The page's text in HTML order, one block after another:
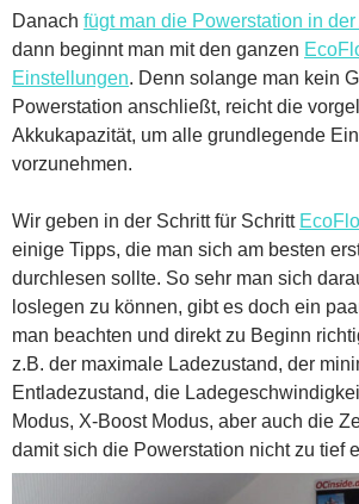
Danach fügt man die Powerstation in
dann beginnt man mit den ganzen
Einstellungen. Denn solange man kein
Powerstation anschließt, reicht die
Akkukapazität, um alle grundlegende
vorzunehmen.
Wir geben in der Schritt für Schritt
einige Tipps, die man sich am besten
durchlesen sollte. So sehr man sich
loslegen zu können, gibt es doch ein
man beachten und direkt zu Beginn
z.B. der maximale Ladezustand, der
Entladezustand, die
Modus, X-Boost Modus, aber auch die
damit sich die Powerstation nicht zu tief